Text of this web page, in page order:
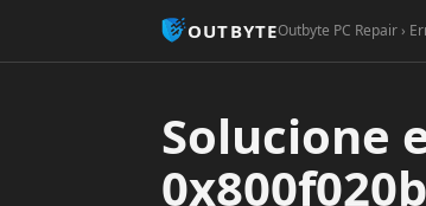
OUTBYTEOutbyte PC Repair ›
Solucione